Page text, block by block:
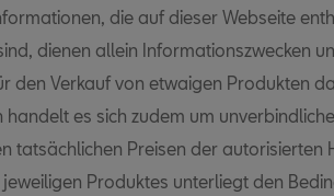
die auf dieser Webseite
dienen allein Informationszwecken
den Verkauf von etwaigen Produkten
handelt es sich zudem um
tatsächlichen Preisen der autorisierten
Produktes unterliegt den